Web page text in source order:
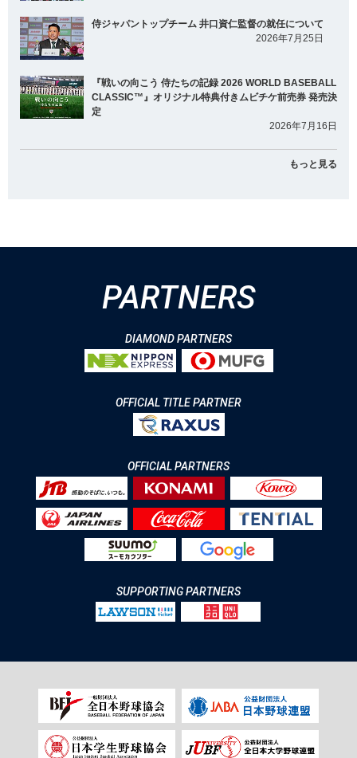
侍ジャパントップチーム 井口資仁監督の就任について
2026年7月25日
『戦いの向こう 侍たちの記録 2026 WORLD BASEBALL
CLASSIC™』オリジナル特典付きムビチケ前売券 発売決
定
2026年7月16日
もっと見る
PARTNERS
DIAMOND PARTNERS
OFFICIAL TITLE PARTNER
OFFICIAL PARTNERS
SUPPORTING PARTNERS